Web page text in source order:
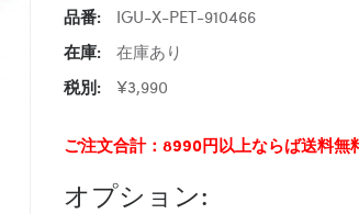
品番:
IGU-X-PET-910466
在庫:
在庫あり
税別:
¥3,990
ご注文合計：8990円以上ならば送料無
オプション: